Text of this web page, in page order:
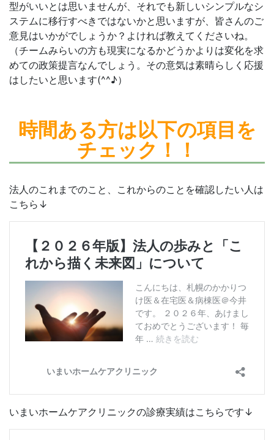
型がいいとは思いませんが、それでも新しいシンプルなシ
ステムに移行すべきではないかと思いますが、皆さんのご
意見はいかがでしょうか？よければ教えてくださいね。
（チームみらいの方も現実になるかどうかよりは変化を求
めての政策提言なんでしょう。その意気は素晴らしく応援
はしたいと思います(^^♪）
時間ある方は以下の項目を
チェック！！
法人のこれまでのこと、これからのことを確認したい人は
こちら↓
いまいホームケアクリニックの診療実績はこちらです↓